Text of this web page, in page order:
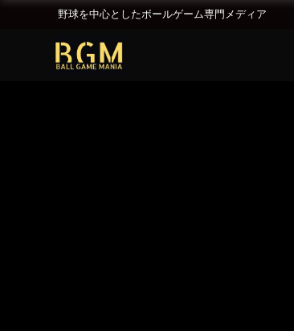
野球を中心としたボールゲーム専門メディア